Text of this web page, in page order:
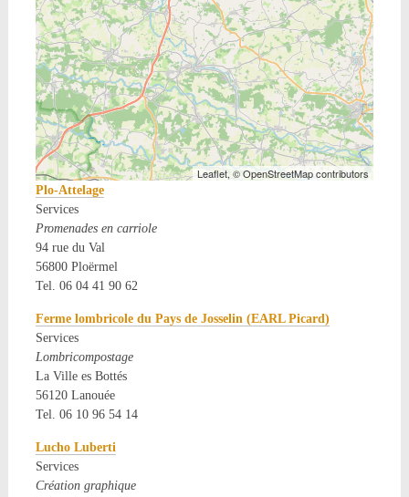
Leaflet, © OpenStreetMap contributors
Plo-Attelage
Services
Promenades en carriole
94 rue du Val
56800 Ploërmel
Tel. 06 04 41 90 62
Ferme lombricole du Pays de Josselin (EARL Picard)
Services
Lombricompostage
La Ville es Bottés
56120 Lanouée
Tel. 06 10 96 54 14
Lucho Luberti
Services
Création graphique